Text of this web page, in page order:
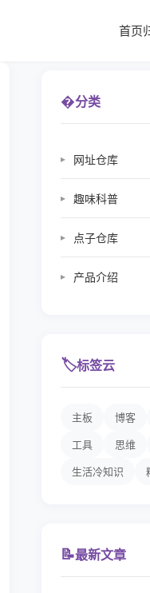
首页
�分类
▸ 网址仓库
▸ 趣味科普
▸ 点子仓库
▸ 产品介绍
🏷️标签云
主板 博客
工具 思维
生活冷知识
📝最新文章